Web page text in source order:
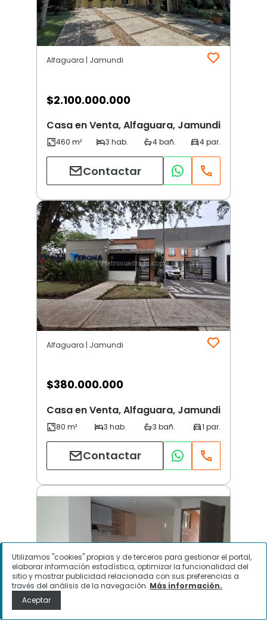
Alfaguara | Jamundi
$2.100.000.000
Casa en Venta, Alfaguara, Jamundi
Contactar
Alfaguara | Jamundi
$380.000.000
Casa en Venta, Alfaguara, Jamundi
Contactar
Utilizamos "cookies" propias y de terceros para gestionar el portal,
elaborar información estadística, optimizar la funcionalidad del
sitio y mostrar publicidad relacionada con sus preferencias a
través del análisis de la navegación. Más información.
Aceptar